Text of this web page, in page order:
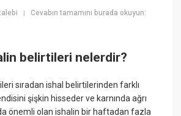
|Cevabın tamamını burada okuyun:
belirtileri nelerdir?
sıradan ishal belirtilerinden farklı
şişkin hisseder ve karnında ağrı
önemli olan ishalin bir haftadan fazla